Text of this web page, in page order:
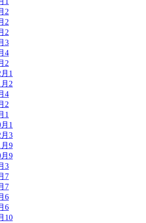
2
2
2
3
4
2
1
2
4
2
1
1
3
9
9
3
7
7
6
6
10